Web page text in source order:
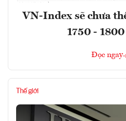
VN-Index sẽ chưa
1750 -
Đọc ngay
Thế giới